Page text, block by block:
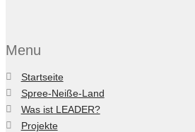
Menu
Startseite
Spree-Neiße-Land
Was ist LEADER?
Projekte